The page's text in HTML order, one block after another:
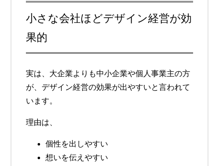
小さな会社ほどデザイン経営が効
果的
実は、大企業よりも中小企業や個人事業主の方
が、デザイン経営の効果が出やすいと言われて
います。
理由は、
個性を出しやすい
想いを伝えやすい